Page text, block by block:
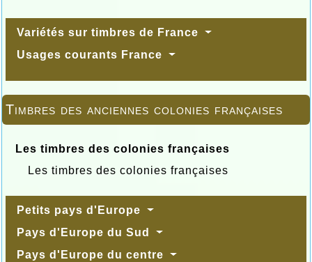
Variétés sur timbres de France
Usages courants France
Timbres des anciennes colonies françaises
Les timbres des colonies françaises
Les timbres des colonies françaises
Petits pays d'Europe
Pays d'Europe du Sud
Pays d'Europe du centre